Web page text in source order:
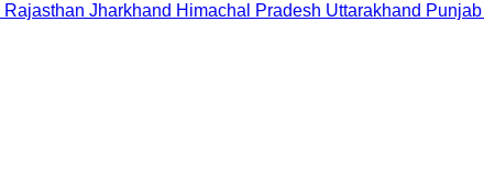
Rajasthan Jharkhand Himachal Pradesh Uttarakhand Punjab